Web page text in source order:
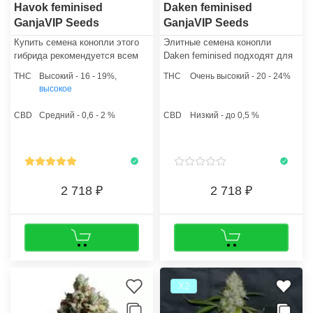
Havok feminised
GanjaVIP Seeds
Купить семена конопли этого
гибрида рекомендуется всем
опыт культивации не имеет
значения. Растишки
отменным иммунитетом.
THC
Высокий - 16 - 19%,
высокое
CBD Средний - 0,6 - 2 %
2 718
Daken feminised
GanjaVIP Seeds
Элитные семена конопли
Daken feminised подходят для
предпочитают культивировать
оптимальном освещении в 400-
граммами сухих соцветий с
THC Очень высокий - 20 - 24%
CBD Низкий - до 0,5 %
2 718
Х2